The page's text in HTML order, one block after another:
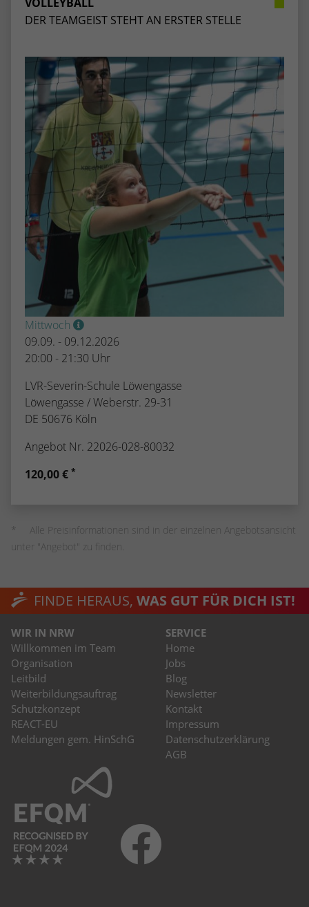
DER TEAMGEIST STEHT AN ERSTER STELLE
Mittwoch
09.09. - 09.12.2026
20:00 - 21:30 Uhr
LVR-Severin-Schule Löwengasse
Löwengasse / Weberstr. 29-31
DE 50676 Köln
Angebot Nr. 22026-028-80032
120,00 € *
Alle Preisinformationen sind in der einzelnen Angebotsansicht
unter "Angebot" zu finden.
FINDE HERAUS, WAS GUT FÜR DICH IST!
WIR IN NRW
Willkommen im Team
Organisation
Leitbild
Weiterbildungsauftrag
Schutzkonzept
REACT-EU
Meldungen gem. HinSchG
SERVICE
Home
Jobs
Blog
Newsletter
Kontakt
Impressum
Datenschutzerklärung
AGB